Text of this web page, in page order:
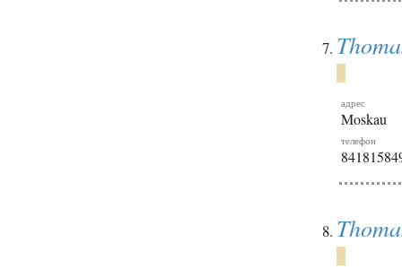
адрес
Moskau
телефон